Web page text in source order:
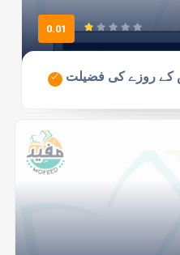
0.01
کے روزے کی فضیلت